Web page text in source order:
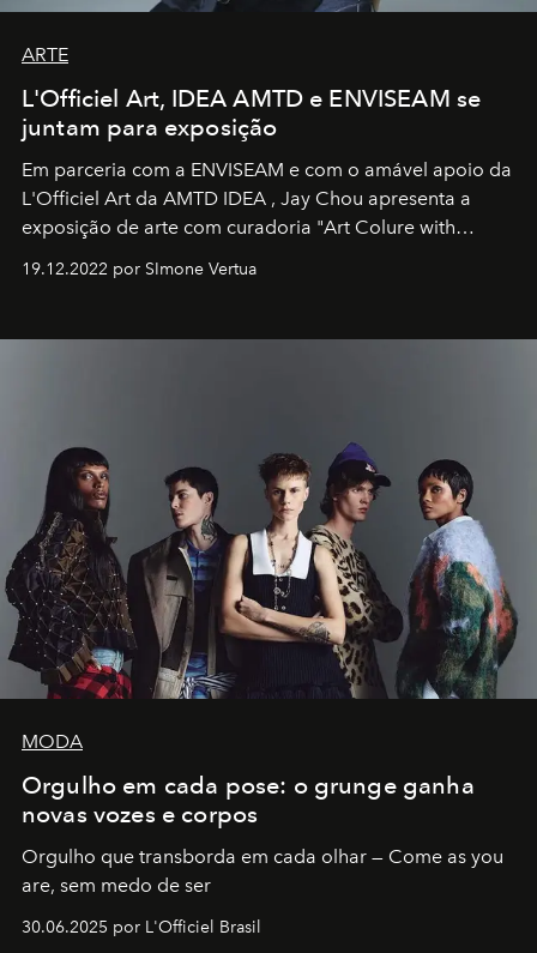
ARTE
L'Officiel Art, IDEA AMTD e ENVISEAM se
juntam para exposição
Em parceria com a ENVISEAM e com o amável apoio da
L'Officiel Art da AMTD IDEA , Jay Chou apresenta a
exposição de arte com curadoria "Art Colure with
19.12.2022 por SImone Vertua
MODA
Orgulho em cada pose: o grunge ganha
novas vozes e corpos
Orgulho que transborda em cada olhar — Come as you
are, sem medo de ser
30.06.2025 por L'Officiel Brasil